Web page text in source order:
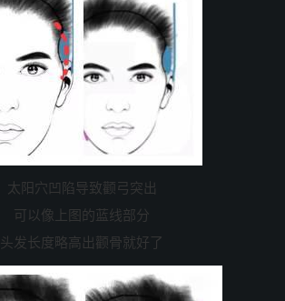
太阳穴凹陷导致颧弓突出
可以像上图的蓝线部分
头发长度略高出颧骨就好了